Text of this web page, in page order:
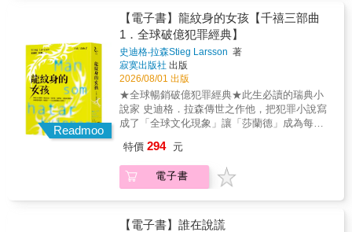
要跟她一起調查一樁謀殺案──為了釐清死因，
薇拉深入網紅圈，一邊查案，一邊學著拍片更
新動態，並集結上一次茶館命案的嫌疑人組成
「解謎俱樂部」，號召網友提供線索。豈料，
隨著調查愈深入，她招來的威脅也愈發凶險，
甚至危及她的性命……繼《茶館裡的嫌疑人》
之後，印尼華裔作家陳梅玲再次帶來感人又好
笑的續集。讓「地表最強私家偵探」薇拉，在
盛讚薇拉睿智風趣、個性鮮明，讓人對她的下
建立的另類家庭充滿溫情；另一方面，這部小
說也揭露虛假關係要付出的代價。──《科克斯
書評》星級評論作者再度端上薇拉推理饗宴，
烹調出一場美食盛宴。──《書單》薇拉嗜好打
的一套小說！錯過它，再多的理由都不能原諒
自己！──范立達（新媒體從業員） 約特堡的醫
院來了兩名重傷病患──一個是被通緝的殺人犯
莎蘭德，她頭部中彈，需要立刻動手術；另一
個是被莎蘭德用斧頭重擊的老人札拉千
科。 全身動彈不得、又受到警方嚴密監控
的莎蘭德，面對的不只是想致她於死地的札拉
千科，還有謀殺罪名，以及希望她消失的祕密
時，布隆維斯特正在撰寫一篇即將撼動瑞典政
府與國家根本的揭密文章。他真有本事讓幕後
黑手現出原形嗎？他的調查會引來什麼樣的危
機？莎蘭德與他的關係又會有何進展呢？且看
絕不向惡勢力妥協的莎蘭德與布隆維斯特，直
搗祕密的核心，討回公道與自己的人生！從個
「千禧三部曲」 ☆★（收錄於《龍紋身的女
孩》） ☆新版紙張輕薄易翻閱‧暢快閱讀無負擔
☆★警告！一本令人上癮的驚悚小說，嘗到的
人都會入迷！──《Elle》雜誌 ★《玩火的女
孩》是極少數寫得比第一集更好看的續集小
說……這是本要讓你大快朵頤的書。──英國
《觀察家報》莎蘭德為何淪為全民公敵，必須
獨自對抗警方、媒體與幕後黑手？兩名即將為
《千禧年》雜誌撰寫驚人報導的自由撰稿人，
以及一名聲譽良好的律師，在家中慘遭謀殺，
她殺的嗎？她又究竟躲到哪去了呢？還會有下
一個犧牲者嗎？隨著案情挖掘愈深，莎蘭德不
為人知的黑暗過往也逐漸揭露……不論真相如
仇天使──她正當的憤怒，將降臨到那些傷害她
Readmoo
【電子書】龍紋身的女孩【千禧三部曲
1．全球破億犯罪經典】
史迪格‧拉森Stieg Larsson 著
寂寞出版社 出版
2026/08/01 出版
★全球暢銷破億犯罪經典★此生必讀的瑞典小
說家 史迪格．拉森傳世之作他，把犯罪小說寫
成了「全球文化現象」讓「莎蘭德」成為每個
影、大衛‧芬奇好萊塢電影之後，英國Sky與
《王冠》團隊正打造全新影集，以當代背景重
啟莎蘭德的故事！★☆ 收錄吳曉樂全新導讀
前，你絕不知道小說可以寫成這樣☆創造閱讀
特價 294 元
電子書
【電子書】誰在說謊